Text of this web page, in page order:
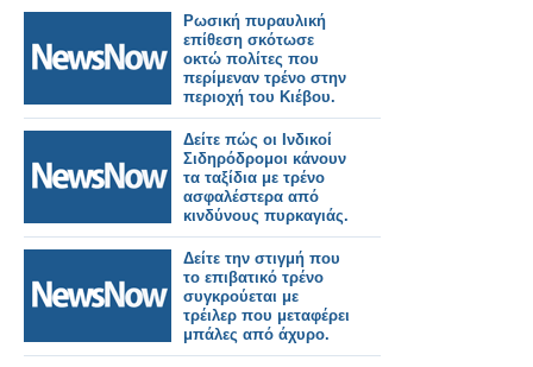
Ρωσική πυραυλική
επίθεση σκότωσε
οκτώ πολίτες που
περίμεναν τρένο στην
περιοχή του Κιέβου.
Δείτε πώς οι Ινδικοί
Σιδηρόδρομοι κάνουν
τα ταξίδια με τρένο
ασφαλέστερα από
κινδύνους πυρκαγιάς.
Δείτε την στιγμή που
το επιβατικό τρένο
συγκρούεται με
τρέιλερ που μεταφέρει
μπάλες από άχυρο.